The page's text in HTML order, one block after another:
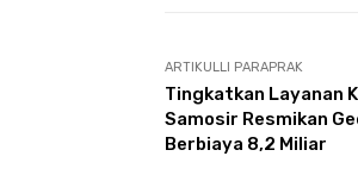
ARTIKULLI PARAPRAK
Tingkatkan Layanan
Samosir Resmikan
Berbiaya 8,2 Miliar